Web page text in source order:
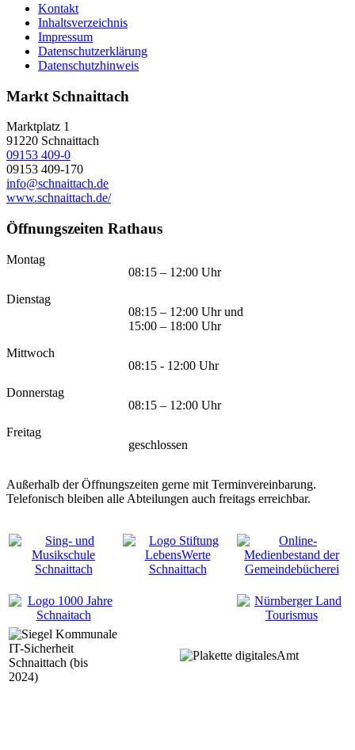
Kontakt
Inhaltsverzeichnis
Impressum
Datenschutzerklärung
Datenschutzhinweis
Markt Schnaittach
Marktplatz 1
91220 Schnaittach
09153 409-0
09153 409-170
info@schnaittach.de
www.schnaittach.de/
Öffnungszeiten Rathaus
Montag
08:15 – 12:00 Uhr
Dienstag
08:15 – 12:00 Uhr und
15:00 – 18:00 Uhr
Mittwoch
08:15 - 12:00 Uhr
Donnerstag
08:15 – 12:00 Uhr
Freitag
geschlossen
Außerhalb der Öffnungszeiten gerne mit Terminvereinbarung.
Telefonisch bleiben alle Abteilungen auch freitags erreichbar.